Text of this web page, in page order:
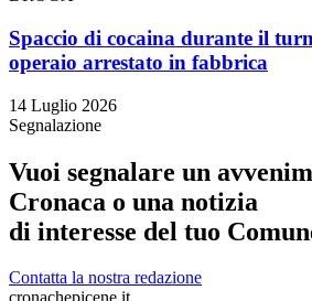
Spaccio di cocaina durante il
operaio arrestato in fabbrica
14 Luglio 2026
Segnalazione
Vuoi segnalare un
Cronaca o una notizia
di interesse del tuo
Contatta la nostra redazione